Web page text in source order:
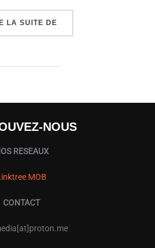
LA SUITE DE
NOUS
RESEAUX
MOB
CONTACT